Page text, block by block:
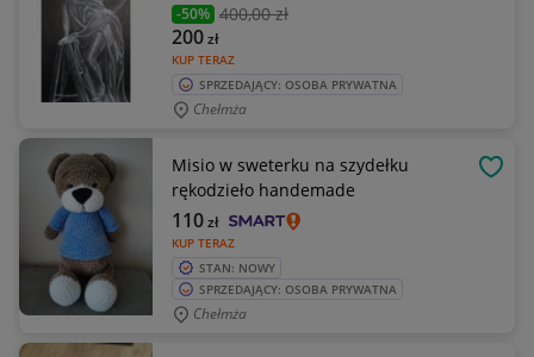
-50% 400,00 zł
KUP TERAZ
200zł
SPRZEDAJĄCY: OSOBA PRYWATNA
Chełmża
Misio w sweterku na szydełku
rękodzieło handemade
KUP TERAZ
110zł
STAN: NOWY
SPRZEDAJĄCY: OSOBA PRYWATNA
Chełmża